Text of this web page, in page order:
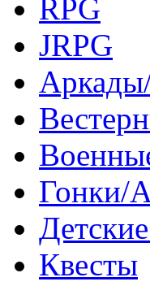
RPG
JRPG
Гонки/
Квесты